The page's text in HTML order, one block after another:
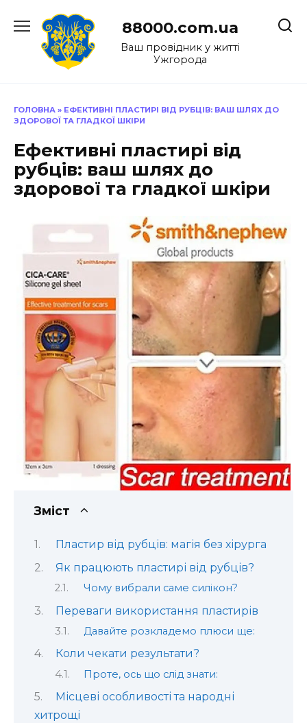
до
88000.com.ua
Ваш провідник у житті
Ужгорода
ГОЛОВНА » ЕФЕКТИВНІ ПЛАСТИРІ ВІД РУБЦІВ: ВАШ ШЛЯХ ДО
ЗДОРОВОЇ ТА ГЛАДКОЇ ШКІРИ
Ефективні пластирі від
рубців: ваш шлях до
здорової та гладкої шкіри
Зміст
Пластир від рубців: магія без хірурга
Як працюють пластирі від рубців?
Чому вибрали саме силікон?
Переваги використання пластирів
Давайте розкладемо плюси ще:
Коли чекати результати?
Проте, ось що слід знати:
Місцеві особливості та народні
хитрощі